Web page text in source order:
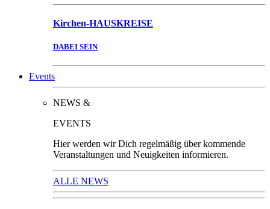
Kirchen-HAUSKREISE
DABEI SEIN
Events
NEWS &
EVENTS
Hier werden wir Dich regelmäßig über kommende
Veranstaltungen und Neuigkeiten informieren.
ALLE NEWS